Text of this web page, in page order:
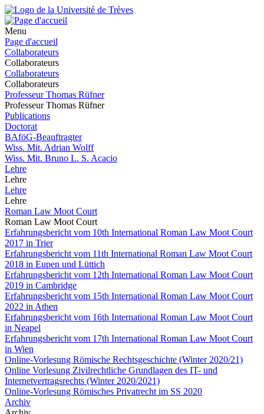
Menu
Page d'accueil
Collaborateurs
Collaborateurs
Collaborateurs
Collaborateurs
Professeur Thomas Rüfner
Professeur Thomas Rüfner
Publications
Doctorat
BAföG-Beauftragter
Wiss. Mit. Adrian Wolff
Wiss. Mit. Bruno L. S. Acacio
Lehre
Lehre
Lehre
Lehre
Roman Law Moot Court
Roman Law Moot Court
Erfahrungsbericht vom 10th International Roman Law Moot Court
2017 in Trier
Erfahrungsbericht vom 11th International Roman Law Moot Court
2018 in Eupen und Lüttich
Erfahrungsbericht vom 12th International Roman Law Moot Court
2019 in Cambridge
Erfahrungsbericht vom 15th International Roman Law Moot Court
2022 in Athen
Erfahrungsbericht vom 16th International Roman Law Moot Court
in Neapel
Erfahrungsbericht vom 17th International Roman Law Moot Court
in Wien
Online-Vorlesung Römische Rechtsgeschichte (Winter 2020/21)
Online Vorlesung Zivilrechtliche Grundlagen des IT- und
Internetvertragsrechts (Winter 2020/2021)
Online-Vorlesung Römisches Privatrecht im SS 2020
Archiv